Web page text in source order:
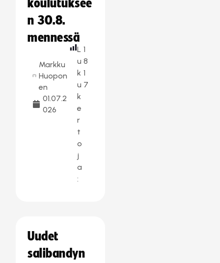
koulutuksee
n 30.8.
mennessä
Markku
Huopon
en
01.07.2
026
L
u
k
u
k
e
r
t
o
j
a
:
1
8
1
7
Uudet
salibandyn